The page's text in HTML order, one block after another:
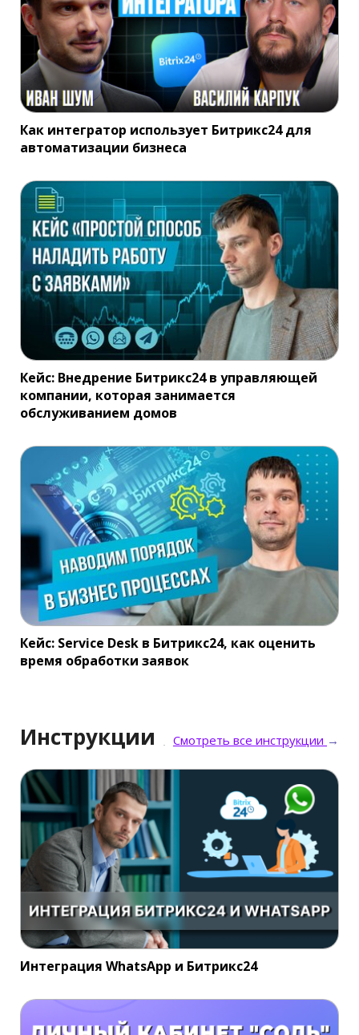
Как интегратор использует Битрикс24 для
автоматизации бизнеса
Кейс: Внедрение Битрикс24 в управляющей
компании, которая занимается
обслуживанием домов
Кейс: Service Desk в Битрикс24, как оценить
время обработки заявок
Инструкции Смотреть все инструкции →
Интеграция WhatsApp и Битрикс24